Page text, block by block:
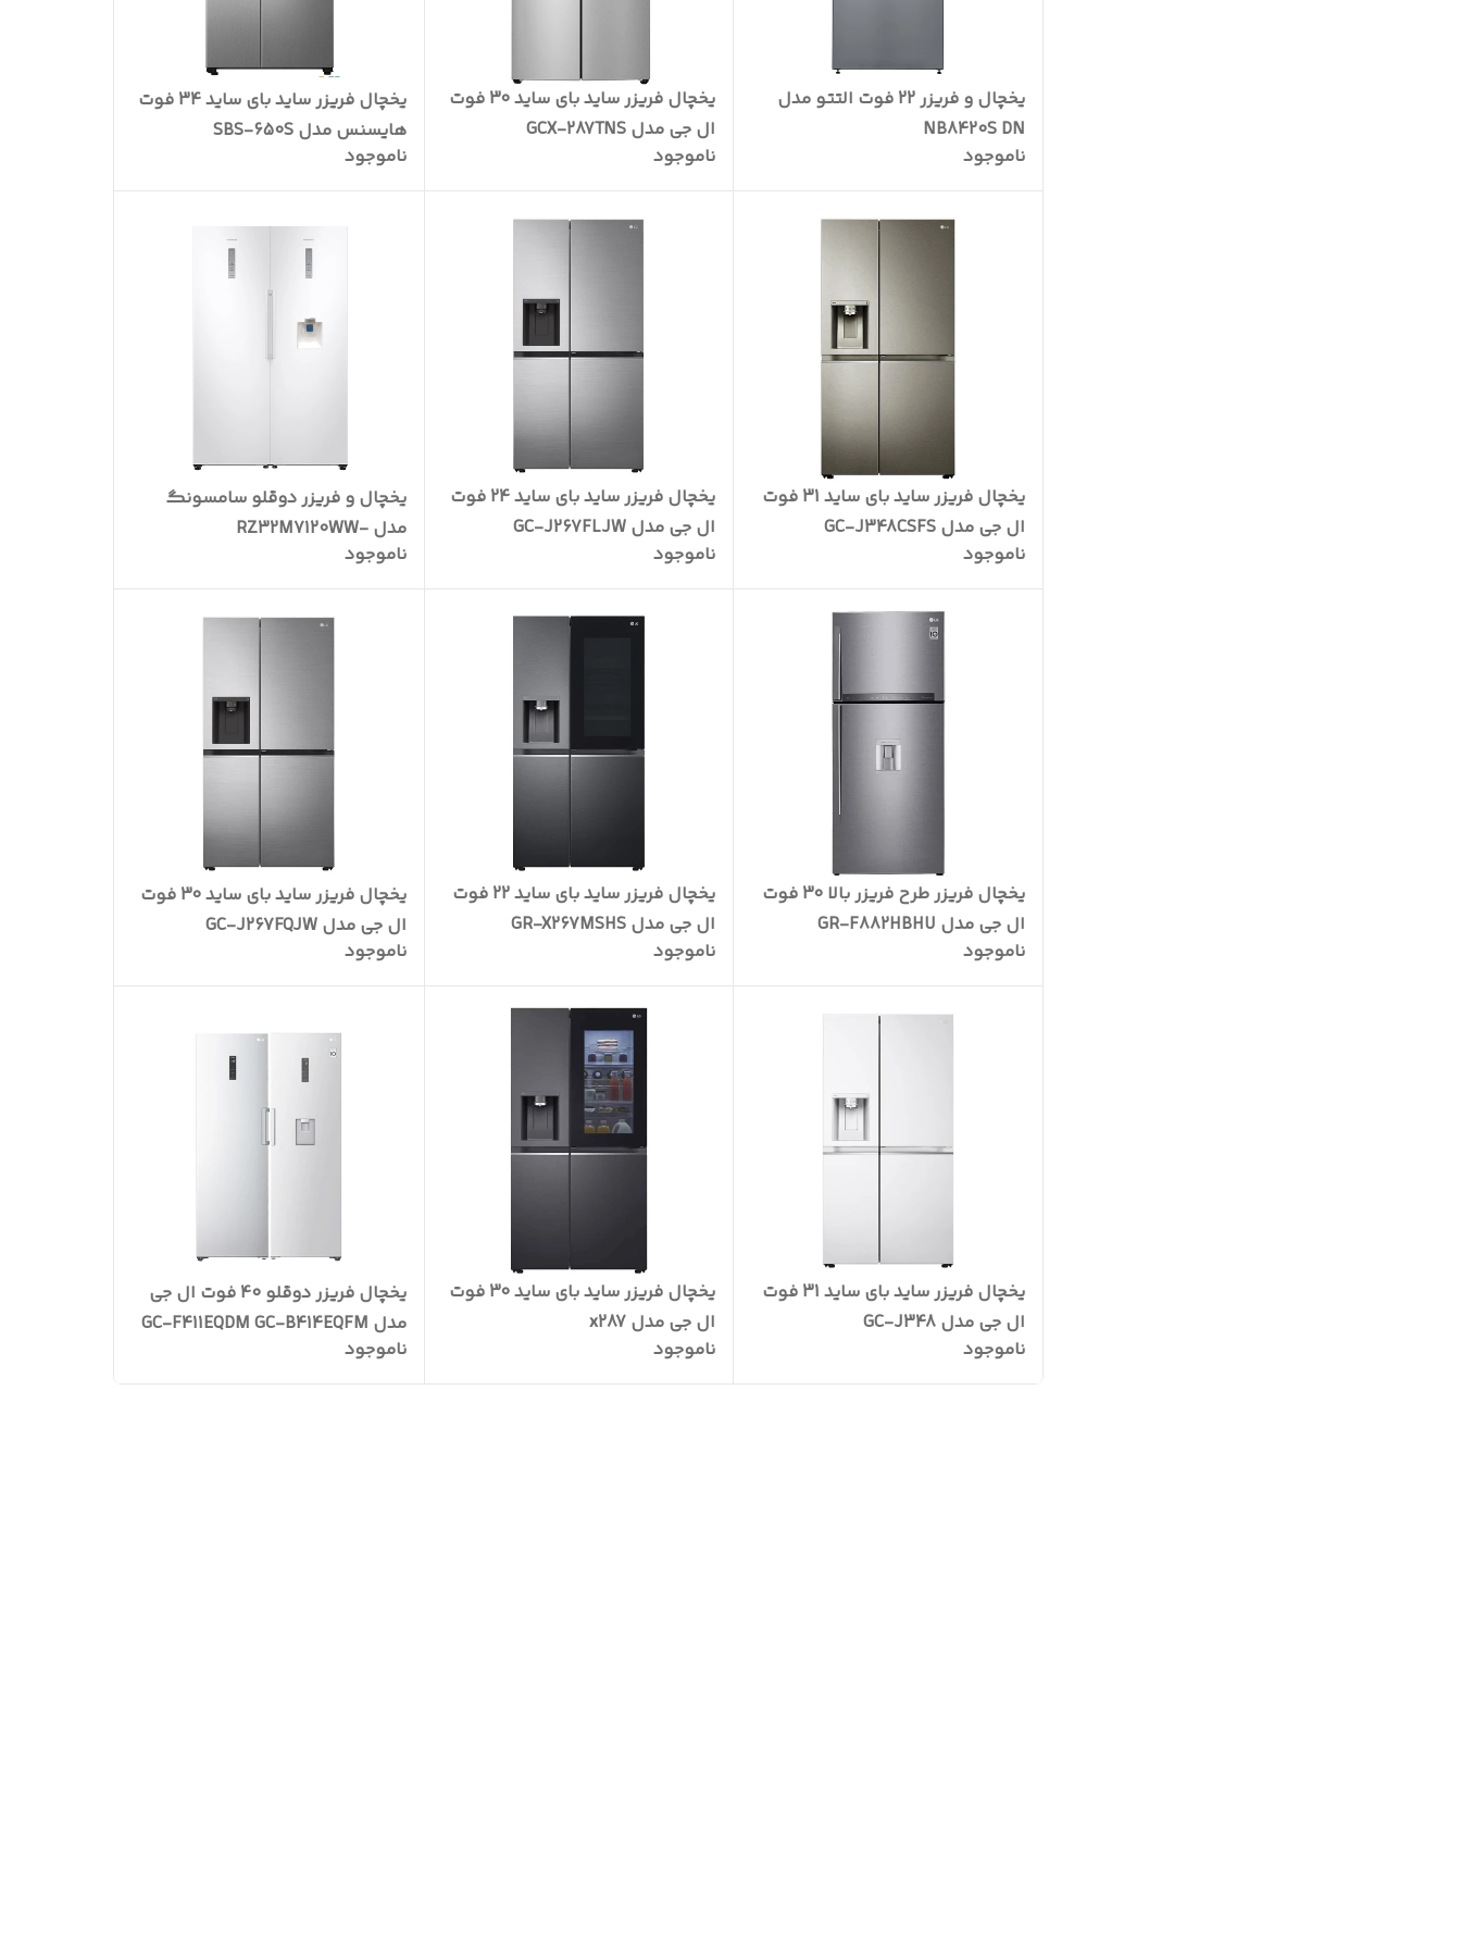
یخچال و فریزر 22 فوت التتو مدل
NB8420S DN
ناموجود
یخچال فریزر ساید بای ساید 30 فوت
ال جی مدل GCX-287TNS
ناموجود
یخچال فریزر ساید بای ساید 34 فوت
هایسنس مدل SBS-650S
ناموجود
یخچال فریزر ساید بای ساید 31 فوت
ال جی مدل GC-J348CSFS
ناموجود
یخچال فریزر ساید بای ساید 24 فوت
ال جی مدل GC-J267FLJW
ناموجود
یخچال و فریزر دوقلو سامسونگ
مدل RZ32M7120WW-
RR39M7310WW
ناموجود
یخچال فریزر طرح فریزر بالا 30 فوت
ال جی مدل GR-F882HBHU
ناموجود
یخچال فریزر ساید بای ساید 22 فوت
ال جی مدل GR-X267MSHS
ناموجود
یخچال فریزر ساید بای ساید 30 فوت
ال جی مدل GC-J267FQJW
ناموجود
یخچال فریزر ساید بای ساید 31 فوت
ال جی مدل GC-J348
ناموجود
یخچال فریزر ساید بای ساید 30 فوت
ال جی مدل x287
ناموجود
یخچال فریزر دوقلو 40 فوت ال جی
مدل GC-F411EQDM GC-B414EQFM
ناموجود